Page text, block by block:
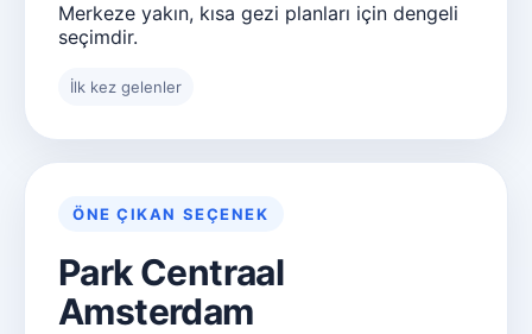
Merkeze yakın, kısa gezi planları için dengeli
seçimdir.
İlk kez gelenler
ÖNE ÇIKAN SEÇENEK
Park Centraal
Amsterdam